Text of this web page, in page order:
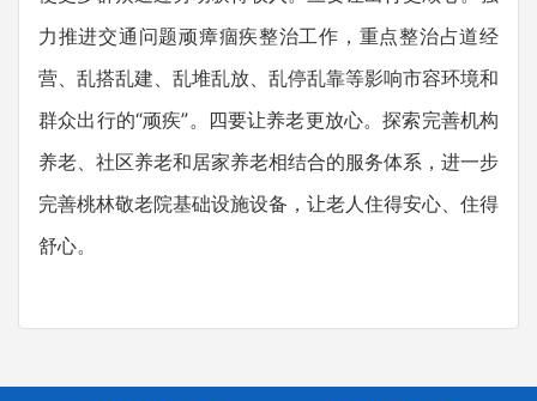
力推进交通问题顽瘴痼疾整治工作，重点整治占道经
营、乱搭乱建、乱堆乱放、乱停乱靠等影响市容环境和
群众出行的“顽疾”。四要让养老更放心。探索完善机构
养老、社区养老和居家养老相结合的服务体系，进一步
完善桃林敬老院基础设施设备，让老人住得安心、住得
舒心。